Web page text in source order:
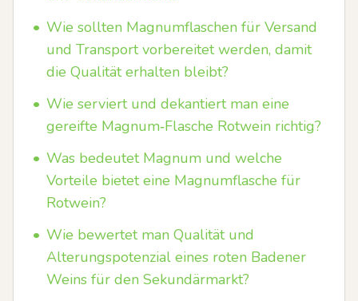
• Wie sollten Magnumflaschen für Versand
und Transport vorbereitet werden, damit
die Qualität erhalten bleibt?
• Wie serviert und dekantiert man eine
gereifte Magnum‑Flasche Rotwein richtig?
• Was bedeutet Magnum und welche
Vorteile bietet eine Magnumflasche für
Rotwein?
• Wie bewertet man Qualität und
Alterungspotenzial eines roten Badener
Weins für den Sekundärmarkt?